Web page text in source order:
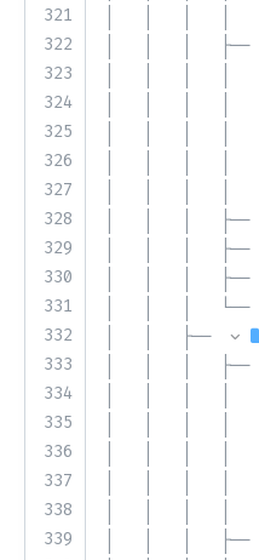
321
322
323
324
325
326
327
328
329
330
331
332
333
334
335
336
337
338
339
│   │   │   │
│   │   │   ├──
│   │   │   │
│   │   │   │
│   │   │   │
│   │   │   │
│   │   │   │
│   │   │   ├──
│   │   │   ├──
│   │   │   ├──
│   │   │   └──
│   │   ├──
│   │   │   ├──
│   │   │   │
│   │   │   │
│   │   │   │
│   │   │   │
│   │   │   │
│   │   │   ├──